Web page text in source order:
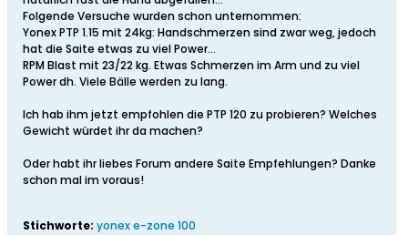
Folgende Versuche wurden schon unternommen:
Yonex PTP 1.15 mit 24kg: Handschmerzen sind zwar weg, jedoch
hat die Saite etwas zu viel Power...
RPM Blast mit 23/22 kg. Etwas Schmerzen im Arm und zu viel
Power dh. Viele Bälle werden zu lang.
Ich hab ihm jetzt empfohlen die PTP 120 zu probieren? Welches
Gewicht würdet ihr da machen?
Oder habt ihr liebes Forum andere Saite Empfehlungen? Danke
schon mal im voraus!
Stichworte: yonex e-zone 100